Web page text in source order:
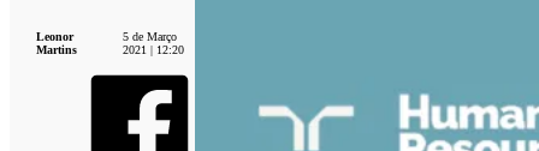
Leonor
Martins
5 de Março
2021 | 12:20